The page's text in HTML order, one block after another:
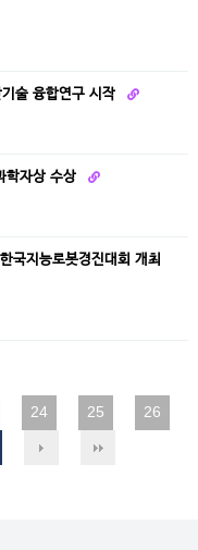
술 융합연구 시작
학자상 수상
국지능로봇경진대회 개최
24 25
26